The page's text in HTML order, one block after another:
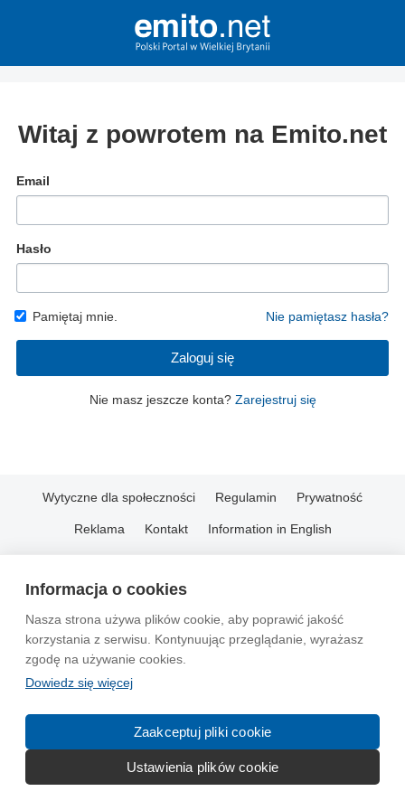
Informacja o cookies
Nasza strona używa plików cookie, aby poprawić jakość
korzystania z serwisu. Kontynuując przeglądanie, wyrażasz
zgodę na używanie cookies.
Dowiedz się więcej
Zaakceptuj pliki cookie
Ustawienia plików cookie
Witaj z powrotem na Emito.net
Email
Hasło
Pamiętaj mnie. Nie pamiętasz hasła?
Zaloguj się
Nie masz jeszcze konta? Zarejestruj się
Wytyczne dla społeczności Regulamin Prywatność
Reklama Kontakt Information in English